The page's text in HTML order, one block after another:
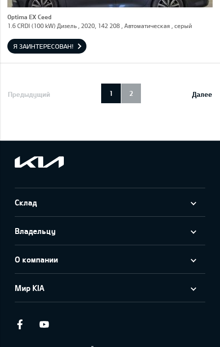
Optima EX Ceed
1.6 CRDI (100 kW) Дизель , 2020, 142 208 , Автоматическая , серый
Я ЗАИНТЕРЕСОВАН!
Предыдущий Далее
1 2
Склад
Владельцу
О компании
Мир KIA
Facebook